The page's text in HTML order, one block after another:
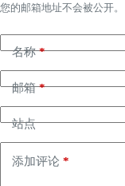
您的邮箱地址不会被公开。
名称*
邮箱*
站点
添加评论 *